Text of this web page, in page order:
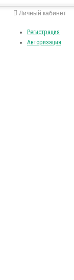
Личный кабинет
Регистрация
Авторизация